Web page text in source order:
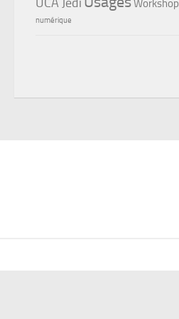
Workshop
numérique